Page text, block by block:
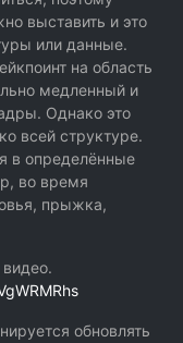
выставить и это
или данные.
на область
медленный и
Однако это
всей структуре.
в определённые
во время
прыжка,
обновлять